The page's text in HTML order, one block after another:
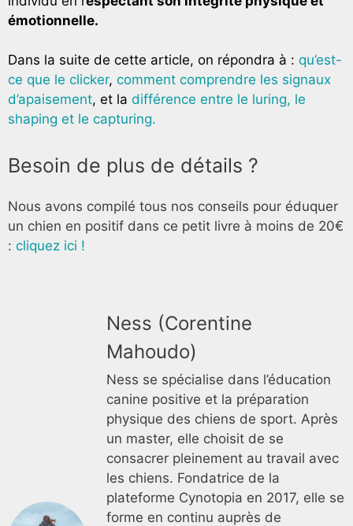
émotionnelle.
Dans la suite de cette article, on répondra à : qu’est-
ce que le clicker, comment comprendre les signaux
d’apaisement, et la différence entre le luring, le
shaping et le capturing.
Besoin de plus de détails ?
Nous avons compilé tous nos conseils pour éduquer
un chien en positif dans ce petit livre à moins de 20€
: cliquez ici !
Ness (Corentine
Mahoudo)
Ness se spécialise dans l’éducation
canine positive et la préparation
physique des chiens de sport. Après
un master, elle choisit de se
consacrer pleinement au travail avec
les chiens. Fondatrice de la
plateforme Cynotopia en 2017, elle se
forme en continu auprès de